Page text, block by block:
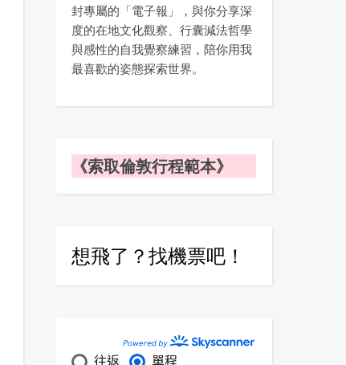
封專屬的「電子報」，與你分享深
度的在地文化觀察、行囊減法哲學
與感性的自我覺察練習，陪你用我
最喜歡的姿態探索世界。
《索取倫敦行程範本》
想飛了？找機票吧！